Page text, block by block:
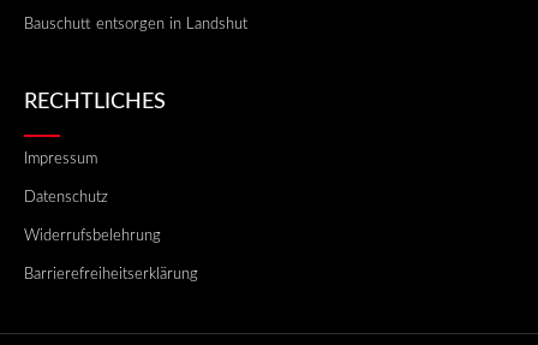
Bauschutt entsorgen in Landshut
RECHTLICHES
Impressum
Datenschutz
Widerrufsbelehrung
Barrierefreiheitserklärung